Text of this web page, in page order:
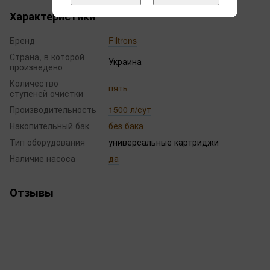
Характеристики
Бренд
Filtrons
Страна, в которой
произведено
Украина
Количество
ступеней очистки
пять
Производительность
1500 л/сут
Накопительный бак
без бака
Тип оборудования
универсальные картриджи
Наличие насоса
да
Отзывы